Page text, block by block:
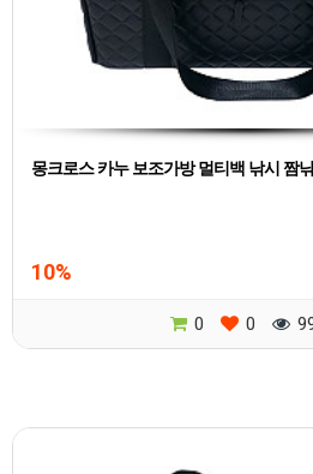
몽크로스 카누 보조가방 멀티백 낚시 짬
10%
0 0